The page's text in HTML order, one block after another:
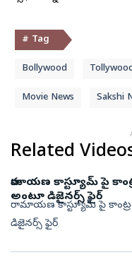
# Tag
Bollywood
Movie News Sakshi
Related
రామాయణ కాస్ట్యూమ్ పై
అంటూ డిజైనర్స్ ఫైర్
రామాయణ కాస్ట్యూమ్ పై
డిజైనర్స్ ఫైర్